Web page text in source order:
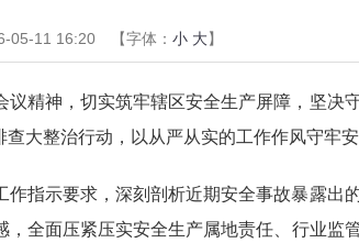
05-11 16:20 【字体： 小 大】
精神，切实筑牢辖区安全生产屏障，坚决
大整治行动，以从严从实的工作作风守牢安
指示要求，深刻剖析近期安全事故暴露出
全面压紧压实安全生产属地责任、行业监